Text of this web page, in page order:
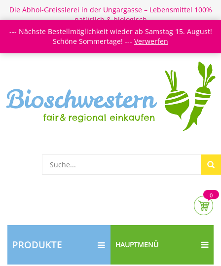
Die Abhol-Greisslerei in der Ungargasse – Lebensmittel 100%
natürlich & biologisch
Login/Register Newsletter Meine Merkzettel
0
PRODUKTE HAUPTMENÜ
--- Nächste Bestellmöglichkeit wieder ab Samstag 15. August!
Schöne Sommertage! --- Verwerfen